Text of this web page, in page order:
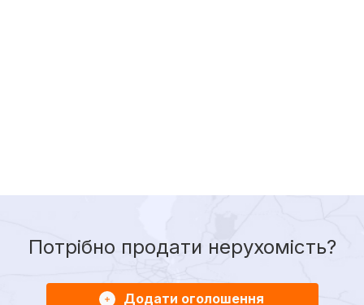
Потрібно продати нерухомість?
Додати оголошення